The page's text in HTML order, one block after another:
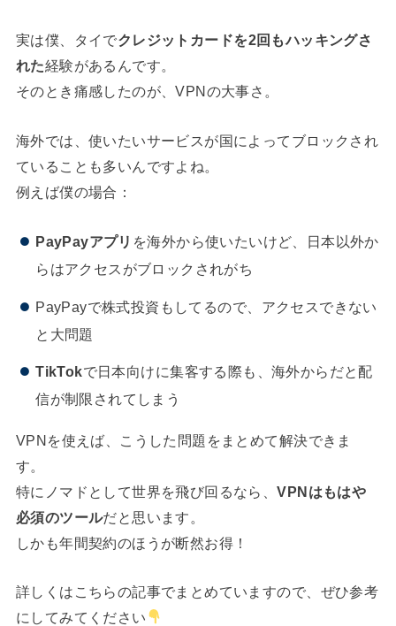
実は僕、タイでクレジットカードを2回もハッキングさ
れた経験があるんです。
そのとき痛感したのが、VPNの大事さ。
海外では、使いたいサービスが国によってブロックされ
ていることも多いんですよね。
例えば僕の場合：
PayPayアプリ を海外から使いたいけど、日本以外か
らはアクセスがブロックされがち
PayPayで株式投資もしてるので、アクセスできない
と大問題
TikTokで日本向けに集客する際も、海外からだと配
信が制限されてしまう
VPNを使えば、こうした問題をまとめて解決できま
す。
特にノマドとして世界を飛び回るなら、VPNはもはや
必須のツールだと思います。
しかも年間契約のほうが断然お得！
詳しくはこちらの記事でまとめていますので、ぜひ参考
にしてみてください